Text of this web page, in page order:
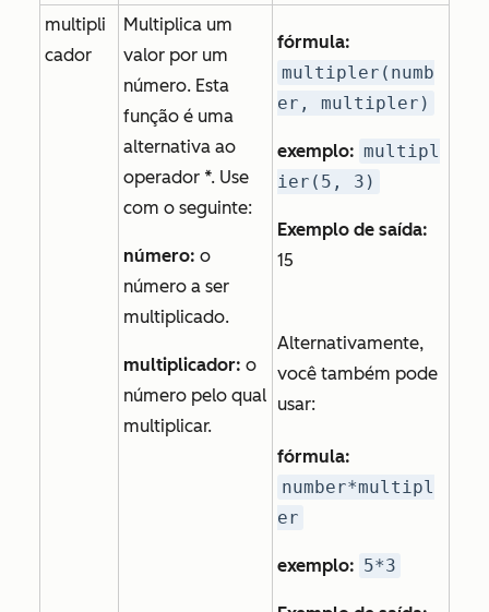
multipli
cador
Multiplica um
valor por um
número. Esta
função é uma
alternativa ao
operador *. Use
com o seguinte:
número: o
número a ser
multiplicado.
multiplicador: o
número pelo qual
multiplicar.
fórmula:
multipler(numb
er, multipler)
exemplo: multipl
ier(5, 3)
Exemplo de saída:
15
Alternativamente,
você também pode
usar:
fórmula:
number*multipl
er
exemplo: 5*3